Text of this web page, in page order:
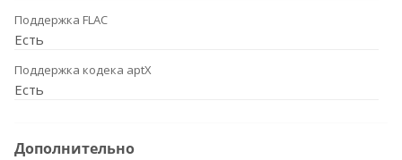
Поддержка FLAC
Есть
Поддержка кодека aptX
Есть
Дополнительно